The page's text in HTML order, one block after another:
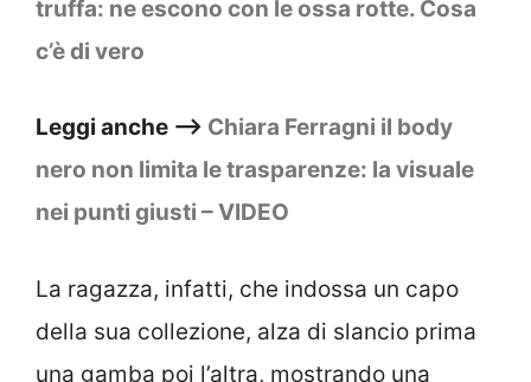
truffa: ne escono con le ossa rotte. Cosa
c’è di vero
Leggi anche –> Chiara Ferragni il body
nero non limita le trasparenze: la visuale
nei punti giusti – VIDEO
La ragazza, infatti, che indossa un capo
della sua collezione, alza di slancio prima
una gamba poi l’altra, mostrando una